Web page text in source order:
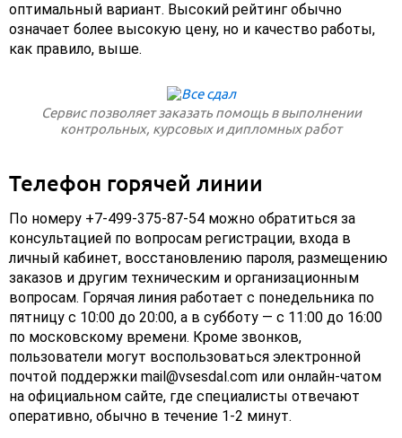
оптимальный вариант. Высокий рейтинг обычно
означает более высокую цену, но и качество работы,
как правило, выше.
Сервис позволяет заказать помощь в выполнении
контрольных, курсовых и дипломных работ
Телефон горячей линии
По номеру +7-499-375-87-54 можно обратиться за
консультацией по вопросам регистрации, входа в
личный кабинет, восстановлению пароля, размещению
заказов и другим техническим и организационным
вопросам. Горячая линия работает с понедельника по
пятницу с 10:00 до 20:00, а в субботу — с 11:00 до 16:00
по московскому времени. Кроме звонков,
пользователи могут воспользоваться электронной
почтой поддержки mail@vsesdal.com или онлайн-чатом
на официальном сайте, где специалисты отвечают
оперативно, обычно в течение 1-2 минут.